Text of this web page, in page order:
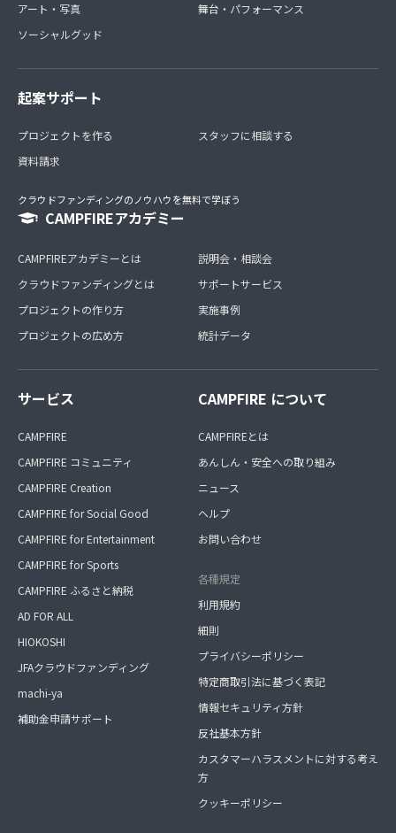
アート・写真
ソーシャルグッド
舞台・パフォーマンス
起案サポート
プロジェクトを作る
資料請求
スタッフに相談する
クラウドファンディングのノウハウを無料で学ぼう
CAMPFIREアカデミー
CAMPFIREアカデミーとは
クラウドファンディングとは
プロジェクトの作り方
プロジェクトの広め方
説明会・相談会
サポートサービス
実施事例
統計データ
サービス
CAMPFIRE
CAMPFIRE コミュニティ
CAMPFIRE Creation
CAMPFIRE for Social Good
CAMPFIRE for Entertainment
CAMPFIRE for Sports
CAMPFIRE ふるさと納税
AD FOR ALL
HIOKOSHI
JFAクラウドファンディング
machi-ya
補助金申請サポート
CAMPFIRE について
CAMPFIREとは
あんしん・安全への取り組み
ニュース
ヘルプ
お問い合わせ
各種規定
利用規約
細則
プライバシーポリシー
特定商取引法に基づく表記
情報セキュリティ方針
反社基本方針
カスタマーハラスメントに対する考え
方
クッキーポリシー